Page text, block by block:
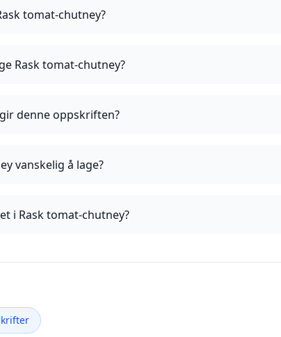
tomat-chutney?
Rask tomat-chutney?
denne oppskriften?
vanskelig å lage?
i Rask tomat-chutney?